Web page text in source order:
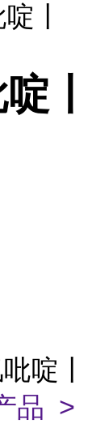
丨
丨
啶丨
品 >